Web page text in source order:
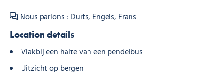
Nous parlons : Duits, Engels, Frans
Location details
Vlakbij een halte van een pendelbus
Uitzicht op bergen